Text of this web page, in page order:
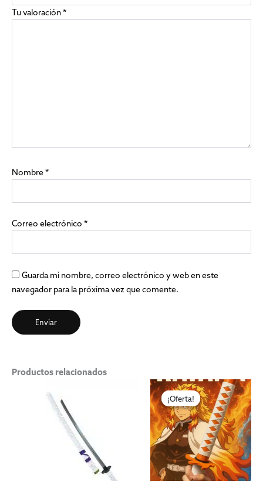
Tu valoración*
Nombre*
Correo electrónico *
Guarda mi nombre, correo electrónico y web en este
navegador para la próxima vez que comente.
Productos relacionados
¡Oferta!
¡Oferta!
El
precio
original
era:
$2,500.00.
El
precio
actual
es: